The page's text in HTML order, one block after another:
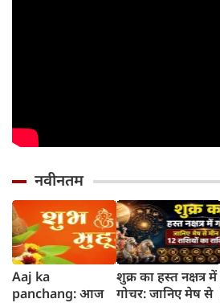
नवीनतम
Aaj ka
panchang: आज
शुक्र का हस्त नक्षत्र में
गोचर: जानिए मेष से